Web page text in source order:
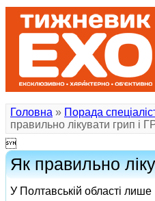
Головна » Порада
правильно лікувати грип і

Як правильно
У Полтавській області